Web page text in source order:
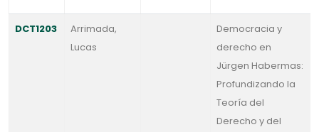
DCT1203
Arrimada,
Lucas
Democracia y
derecho en
Jürgen Habermas:
Profundizando la
Teoría del
Derecho y del